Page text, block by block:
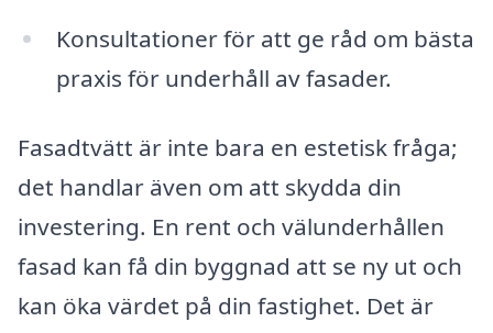
Konsultationer för att ge råd om bästa
praxis för underhåll av fasader.
Fasadtvätt är inte bara en estetisk fråga;
det handlar även om att skydda din
investering. En rent och välunderhållen
fasad kan få din byggnad att se ny ut och
kan öka värdet på din fastighet. Det är